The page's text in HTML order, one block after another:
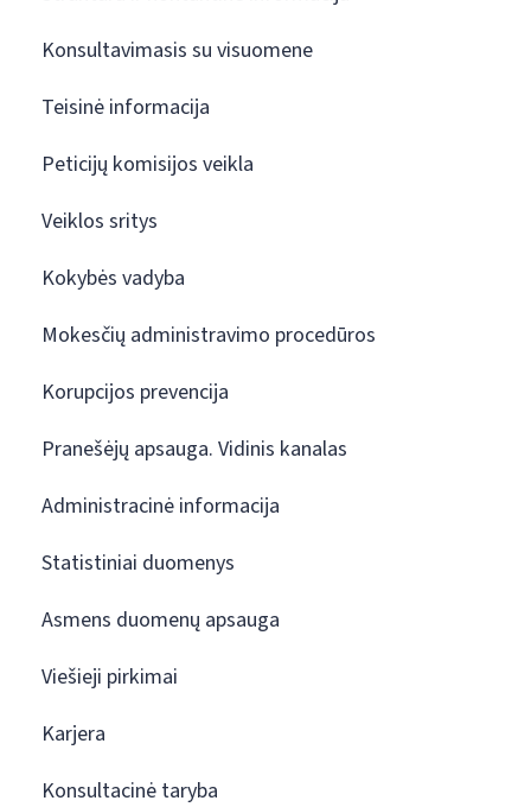
Konsultavimasis su visuomene
Teisinė informacija
Peticijų komisijos veikla
Veiklos sritys
Kokybės vadyba
Mokesčių administravimo procedūros
Korupcijos prevencija
Pranešėjų apsauga. Vidinis kanalas
Administracinė informacija
Statistiniai duomenys
Asmens duomenų apsauga
Viešieji pirkimai
Karjera
Konsultacinė taryba